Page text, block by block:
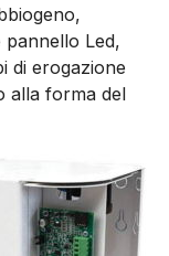
Led,
di erogazione
alla forma del